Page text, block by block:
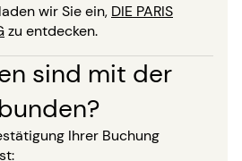
wir Sie ein, DIE PARIS
zu entdecken.
sind mit der
Ihrer Buchung